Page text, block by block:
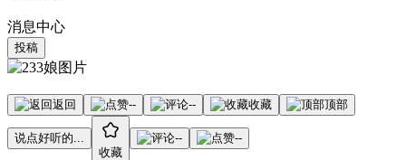
消息中心
投稿
返回 -- -- 收藏 顶部
说点好听的...
收藏
-- --